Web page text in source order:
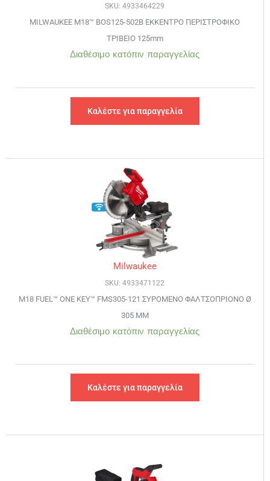
SKU: 4933464229
MILWAUKEE M18™ BOS125-502B ΕΚΚΕΝΤΡΟ ΠΕΡΙΣΤΡΟΦΙΚΟ
ΤΡΙΒΕΙΟ 125mm
Διαθέσιμο κατόπιν παραγγελίας
Καλέστε για παραγγελία
Milwaukee
SKU: 4933471122
M18 FUEL™ ONE KEY™ FMS305-121 ΣΥΡΟΜΕΝΟ ΦΑΛΤΣΟΠΡΙΟΝΟ Ø
305 MM
Διαθέσιμο κατόπιν παραγγελίας
Καλέστε για παραγγελία